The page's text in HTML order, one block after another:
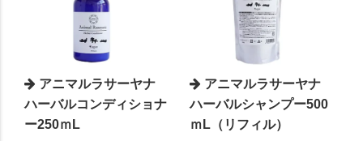
アニマルラサーヤナ
ハーバルコンディショナ
ー250ｍL
アニマルラサーヤナ
ハーバルシャンプー500
ｍL（リフィル）